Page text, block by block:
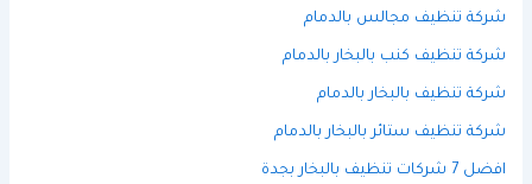
شركة تنظيف مجالس بالدمام
شركة تنظيف كنب بالبخار بالدمام
شركة تنظيف بالبخار بالدمام
شركة تنظيف ستائر بالبخار بالدمام
افضل 7 شركات تنظيف بالبخار بجدة